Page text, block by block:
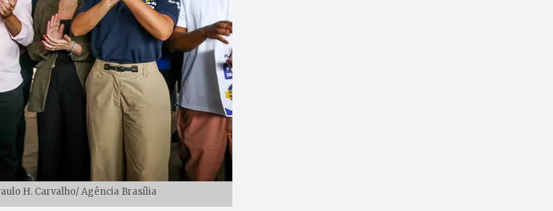
H. Carvalho/ Agência Brasília